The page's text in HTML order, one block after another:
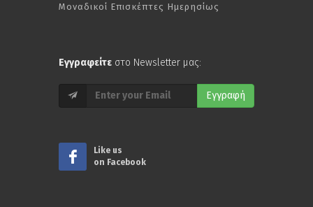
Μοναδικοί Επισκέπτες Ημερησίως
Εγγραφείτε στο Newsletter μας:
Εγγραφή
Like us
on Facebook